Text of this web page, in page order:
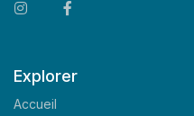
Explorer
Accueil